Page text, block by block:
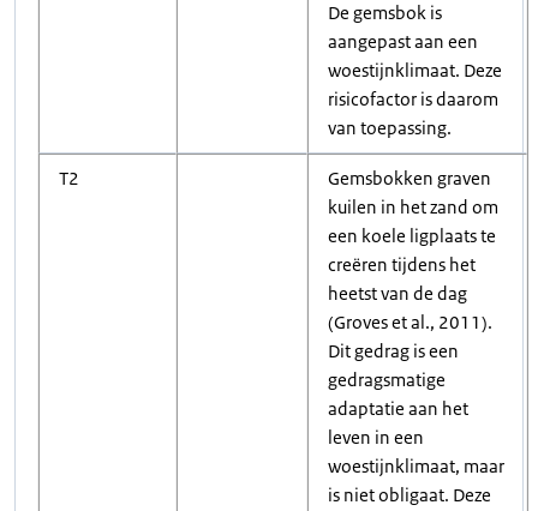
De gemsbok is
aangepast aan een
woestijnklimaat. Deze
risicofactor is daarom
van toepassing.
T2
Gemsbokken graven
kuilen in het zand om
een koele ligplaats te
creëren tijdens het
heetst van de dag
(Groves et al., 2011).
Dit gedrag is een
gedragsmatige
adaptatie aan het
leven in een
woestijnklimaat, maar
is niet obligaat. Deze